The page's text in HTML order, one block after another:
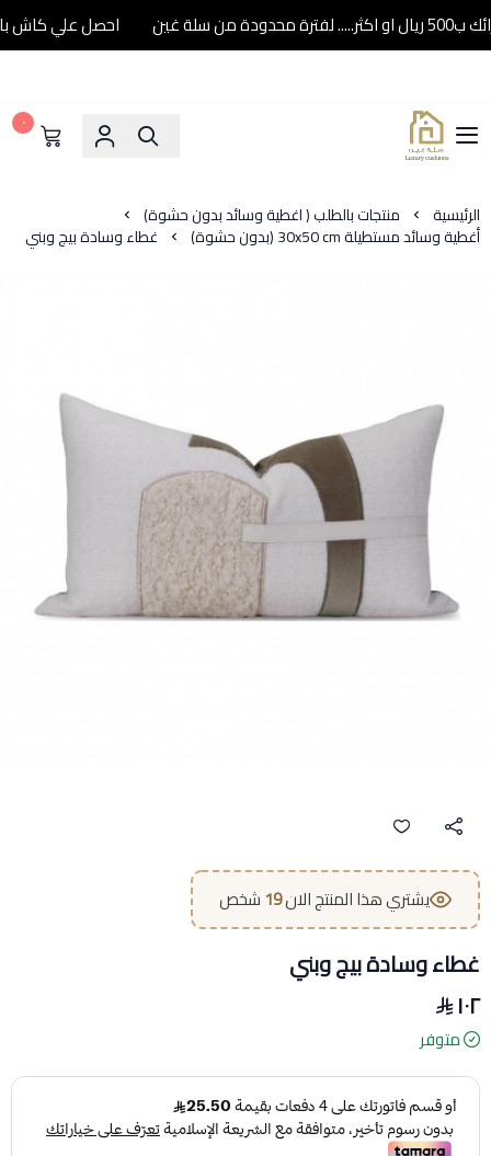
احصل علي كاش باك 10% عند شرائك ب500 ريال او اكثر..... لفترة محدودة من
سلة غين
٠
الرئيسية منتجات بالطلب ( اغطية وسائد بدون حشوة)
أغطية وسائد مستطيلة 30x50 cm (بدون حشوة) غطاء وسادة بيج وبني
يشتري هذا المنتج الان19شخص
غطاء وسادة بيج وبني
١٠٢
متوفر